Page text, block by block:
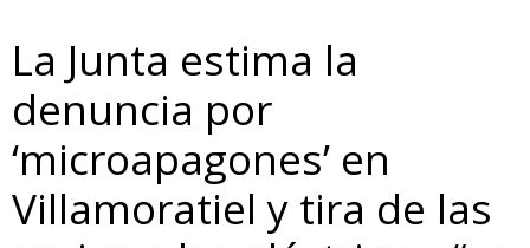
La Junta estima la
denuncia por
‘microapagones’ en
Villamoratiel y tira de las